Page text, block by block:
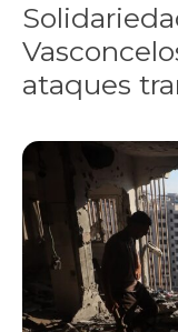
ataques
“Funeral para toda